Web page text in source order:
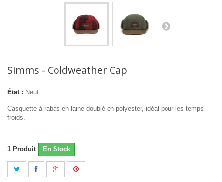
Simms - Coldweather Cap
État : Neuf
Casquette à rabas en laine doublé en polyester, idéal pour les temps
froids.
1 Produit En Stock